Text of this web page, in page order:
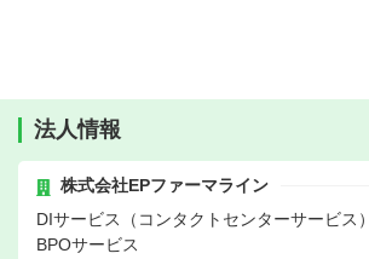
法人情報
株式会社EPファーマライン
DIサービス（コンタクトセンターサービス）
BPOサービス